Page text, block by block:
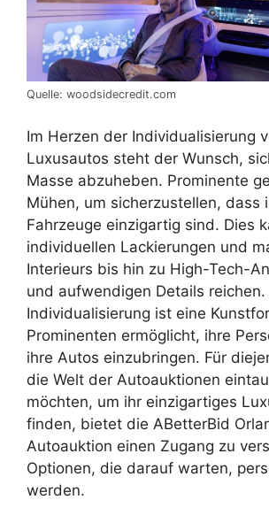
Quelle: woodsidecredit.com
Im Herzen der Individualisierung
Luxusautos steht der Wunsch,
Masse abzuheben. Prominente
Mühen, um sicherzustellen, dass
Fahrzeuge einzigartig sind. Dies
individuellen Lackierungen und
Interieurs bis hin zu High-Tech-
und aufwendigen Details reichen.
Individualisierung ist eine
Prominenten ermöglicht, ihre
ihre Autos einzubringen. Für
die Welt der Autoauktionen
möchten, um ihr einzigartiges
finden, bietet die ABetterBid
Autoauktion einen Zugang zu
Optionen, die darauf warten,
werden.